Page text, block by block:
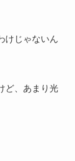
けじゃないん
ど、あまり光